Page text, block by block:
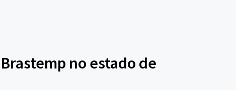
no estado de